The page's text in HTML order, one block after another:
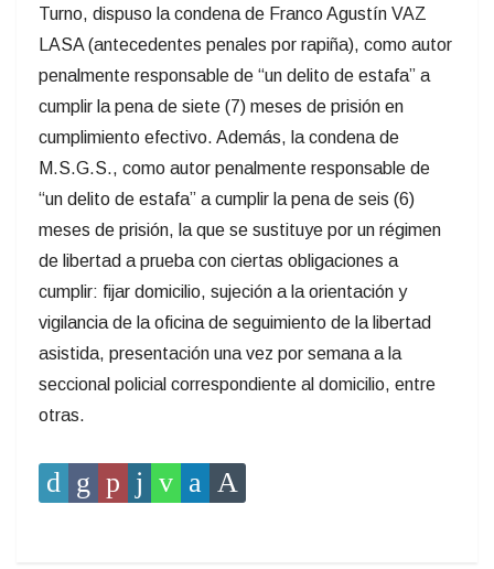
Turno, dispuso la condena de Franco Agustín VAZ
LASA (antecedentes penales por rapiña), como autor
penalmente responsable de “un delito de estafa” a
cumplir la pena de siete (7) meses de prisión en
cumplimiento efectivo. Además, la condena de
M.S.G.S., como autor penalmente responsable de
“un delito de estafa” a cumplir la pena de seis (6)
meses de prisión, la que se sustituye por un régimen
de libertad a prueba con ciertas obligaciones a
cumplir: fijar domicilio, sujeción a la orientación y
vigilancia de la oficina de seguimiento de la libertad
asistida, presentación una vez por semana a la
seccional policial correspondiente al domicilio, entre
otras.